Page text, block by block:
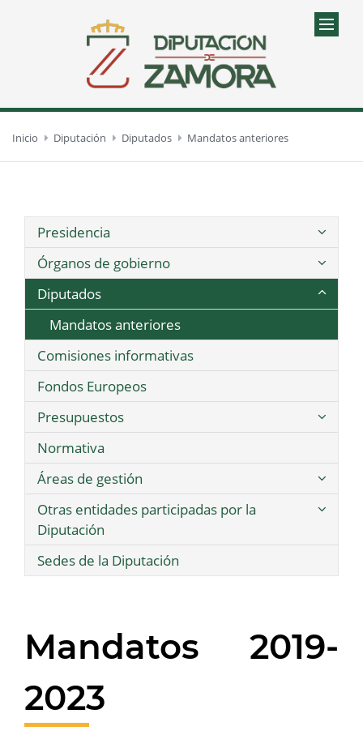
Inicio Diputación Diputados Mandatos anteriores
Presidencia
Órganos de gobierno
Diputados
Mandatos anteriores
Comisiones informativas
Fondos Europeos
Presupuestos
Normativa
Áreas de gestión
Otras entidades participadas por la
Diputación
Sedes de la Diputación
Mandatos 2019-
2023